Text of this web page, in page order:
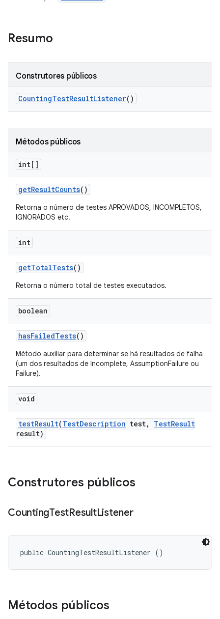
Resumo
Construtores públicos
CountingTestResultListener()
Métodos públicos
int[]
getResultCounts()
Retorna o número de testes APROVADOS, INCOMPLETOS,
IGNORADOS etc.
int
getTotalTests()
Retorna o número total de testes executados.
boolean
hasFailedTests()
Método auxiliar para determinar se há resultados de falha
(um dos resultados de Incomplete, AssumptionFailure ou
Failure).
void
testResult(TestDescription test, TestResult
result)
Construtores públicos
CountingTestResultListener
public CountingTestResultListener ()
Métodos públicos